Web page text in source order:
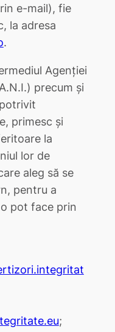
e-mail), fie
la adresa
.
Agenției
precum și
primesc și
la
lor de
aleg să se
pentru a
pot face prin
;